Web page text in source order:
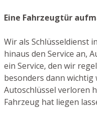
Eine Fahrzeugtür
Wir als Schlüsseldienst
hinaus den Service an,
ein Service, den wir
besonders dann wichtig
Autoschlüssel verloren
Fahrzeug hat liegen